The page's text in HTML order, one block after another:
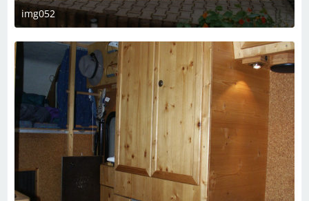
img052
7. März 2023 um 19:08